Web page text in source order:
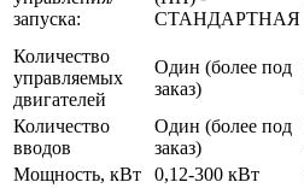
запуска:
СТАНДАРТНАЯ
Количество
управляемых
двигателей
Один (более под
заказ)
Количество
вводов
Один (более под
заказ)
Мощность, кВт
0,12-300 кВт